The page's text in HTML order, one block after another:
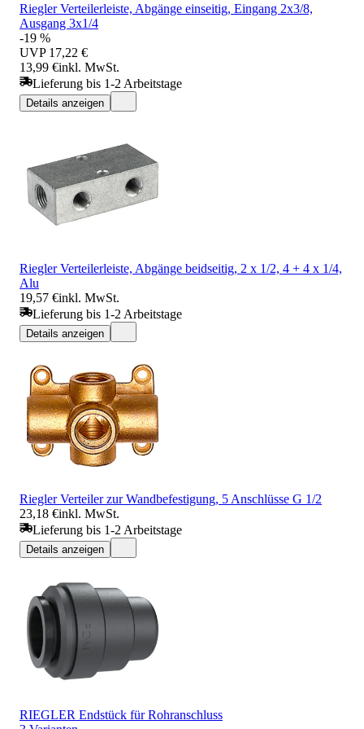
Riegler Verteilerleiste, Abgänge einseitig, Eingang 2x3/8,
Ausgang 3x1/4
-19 %
UVP 17,22 €
13,99 €inkl. MwSt.
Lieferung bis 1-2 Arbeitstage
Details anzeigen
Riegler Verteilerleiste, Abgänge beidseitig, 2 x 1/2, 4 + 4 x 1/4,
Alu
19,57 €inkl. MwSt.
Lieferung bis 1-2 Arbeitstage
Details anzeigen
Riegler Verteiler zur Wandbefestigung, 5 Anschlüsse G 1/2
23,18 €inkl. MwSt.
Lieferung bis 1-2 Arbeitstage
Details anzeigen
RIEGLER Endstück für Rohranschluss